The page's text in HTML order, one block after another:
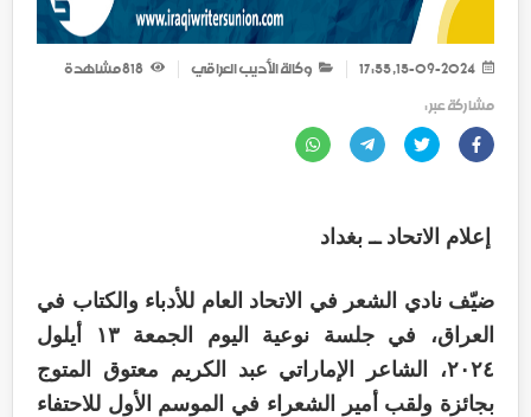
وكالة الأديب العراقي
مشاهدة
مشاركة عبر :
إعلام الاتحاد ــ بغداد
ضيّف نادي الشعر في الاتحاد العام للأدباء والكتاب في
العراق، في جلسة نوعية اليوم الجمعة ١٣ أيلول
٢٠٢٤، الشاعر الإماراتي عبد الكريم معتوق المتوج
بجائزة ولقب أمير الشعراء في الموسم الأول للاحتفاء